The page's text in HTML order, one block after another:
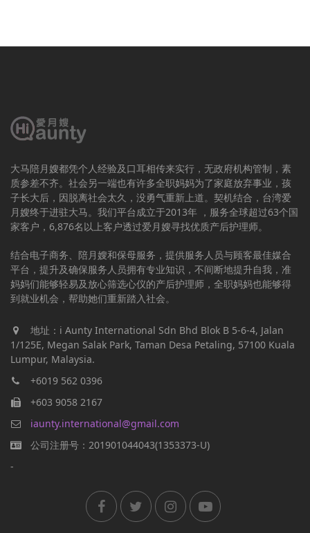
大马陪月嫂都凭个人经验及口耳相传来实行，无政府机构管制，素
质参差不齐。社会另一端也有许多全职妈妈为了家庭放弃事业，孩
子长大后，因脱离社会太久，没勇气重新上道。契机结合，台湾爱
月嫂终于进驻大马。我们平台成立于2013年 ，服务全球超过63个国
家客户，6,876名以上客户透过爱月嫂寻找优质产后护理师。
结合电子商务、陪月嫂和保母服务，提供服务人员与顾客最佳媒合
平台，提升及确保服务人员拥有专业知识，不间断地提升自我，准
妈妈们能够轻易及放心筛选心仪的产后护理师，全职妈妈也能够得
到就业机会，帮助她们重新踏入社会。
地址：i Aunty International Sdn Bhd Blok B 5-6-4, Jalan
1/125E, Megan Salak Park, Taman Desa Petaling, 57100 Kuala
Lumpur, Malaysia.
+6019 562 0396
+603 9058 2167
iaunty.international@gmail.com
公司注册号：201901044043(1353373-U)
-